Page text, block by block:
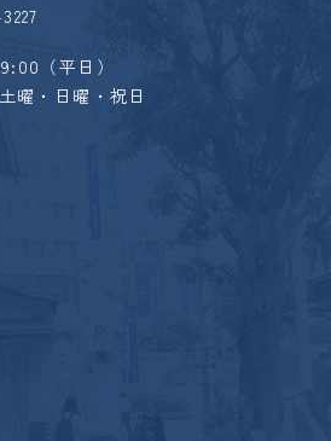
（平日）
曜・日曜・祝日